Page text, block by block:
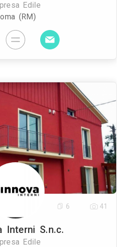
Edile
(RM)
Interni S.n.c.
Edile
6 41